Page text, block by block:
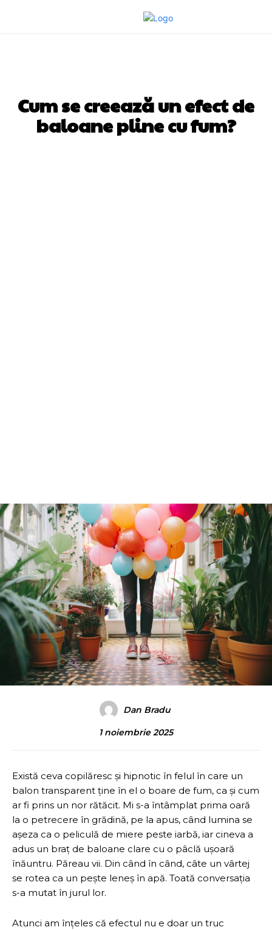
Cum se creează un efect de
baloane pline cu fum?
Dan Bradu
1 noiembrie 2025
Există ceva copilăresc și hipnotic în felul în care un
balon transparent ține în el o boare de fum, ca și cum
ar fi prins un nor rătăcit. Mi s-a întâmplat prima oară
la o petrecere în grădină, pe la apus, când lumina se
așeza ca o peliculă de miere peste iarbă, iar cineva a
adus un braț de baloane clare cu o pâclă ușoară
înăuntru. Păreau vii. Din când în când, câte un vârtej
se rotea ca un pește leneș în apă. Toată conversația
s-a mutat în jurul lor.
Atunci am înțeles că efectul nu e doar un truc